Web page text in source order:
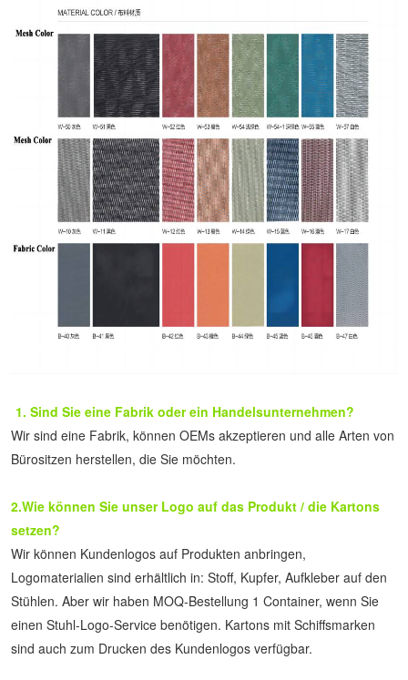
1. Sind Sie eine Fabrik oder ein Handelsunternehmen?
Wir sind eine Fabrik, können OEMs akzeptieren und alle Arten von
Bürositzen herstellen, die Sie möchten.
2.Wie können Sie unser Logo auf das Produkt / die Kartons
setzen?
Wir können Kundenlogos auf Produkten anbringen,
Logomaterialien sind erhältlich in: Stoff, Kupfer, Aufkleber auf den
Stühlen. Aber wir haben MOQ-Bestellung 1 Container, wenn Sie
einen Stuhl-Logo-Service benötigen. Kartons mit Schiffsmarken
sind auch zum Drucken des Kundenlogos verfügbar.